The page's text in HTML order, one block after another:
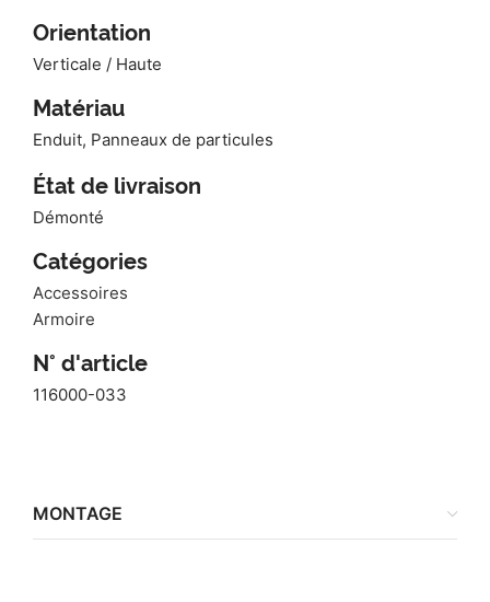
Orientation
Verticale / Haute
Matériau
Enduit, Panneaux de particules
État de livraison
Démonté
Catégories
Accessoires
Armoire
N° d'article
116000-033
MONTAGE